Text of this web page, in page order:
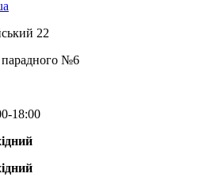
22
парадного №6
18:00